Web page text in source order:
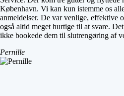
København. Vi kan kun istemme os
anmeldelser. De var venlige, effektive
også altid meget hurtige til at svare.
ikke bookede dem til slutrengøring af
Pernille